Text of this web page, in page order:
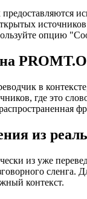
опцию
в
где это
из
из уже
контекст.